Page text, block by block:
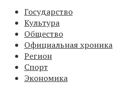
Государство
Культура
Общество
Официальная хроника
Регион
Спорт
Экономика